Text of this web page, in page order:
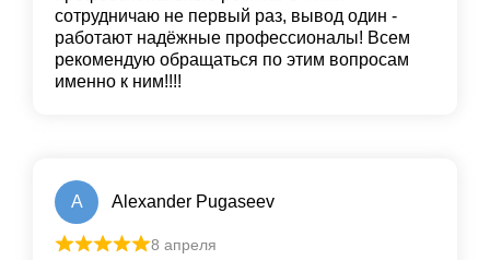
сотрудничаю не первый раз, вывод один -
работают надёжные профессионалы! Всем
рекомендую обращаться по этим вопросам
именно к ним!!!!
A Alexander Pugaseev
8 апреля